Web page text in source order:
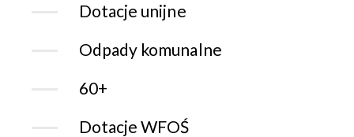
Dotacje unijne
Odpady komunalne
60+
Dotacje WFOŚ